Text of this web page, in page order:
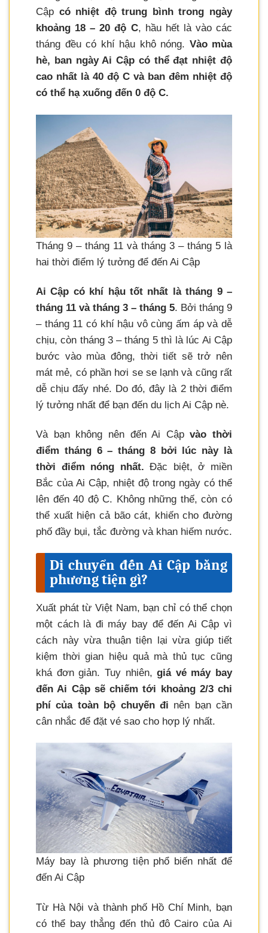
Cập có nhiệt độ trung bình trong ngày
khoảng 18 – 20 độ C, hầu hết là vào các
tháng đều có khí hậu khô nóng. Vào mùa
hè, ban ngày Ai Cập có thể đạt nhiệt độ
cao nhất là 40 độ C và ban đêm nhiệt độ
có thể hạ xuống đến 0 độ C.
Tháng 9 – tháng 11 và tháng 3 – tháng 5 là
hai thời điểm lý tưởng để đến Ai Cập
Ai Cập có khí hậu tốt nhất là tháng 9 –
tháng 11 và tháng 3 – tháng 5. Bởi tháng 9
– tháng 11 có khí hậu vô cùng ấm áp và dễ
chịu, còn tháng 3 – tháng 5 thì là lúc Ai Cập
bước vào mùa đông, thời tiết sẽ trở nên
mát mẻ, có phần hơi se se lạnh và cũng rất
dễ chịu đấy nhé. Do đó, đây là 2 thời điểm
lý tưởng nhất để bạn đến du lịch Ai Cập nè.
Và bạn không nên đến Ai Cậpvào thời
điểm tháng 6 – tháng 8 bởi lúc này là
thời điểm nóng nhất. Đặc biệt, ở miền
Bắc của Ai Cập, nhiệt độ trong ngày có thể
lên đến 40 độ C. Không những thế, còn có
thể xuất hiện cả bão cát, khiến cho đường
phố đầy bụi, tắc đường và khan hiếm nước.
Di chuyển đến Ai Cập bằng
phương tiện gì?
Xuất phát từ Việt Nam, bạn chỉ có thể chọn
một cách là đi máy bay để đến Ai Cập vì
cách này vừa thuận tiện lại vừa giúp tiết
kiệm thời gian hiệu quả mà thủ tục cũng
khá đơn giản. Tuy nhiên,giá vé máy bay
đến Ai Cập sẽ chiếm tới khoảng 2/3 chi
phí của toàn bộ chuyến đi nên bạn cần
cân nhắc để đặt vé sao cho hợp lý nhất.
Máy bay là phương tiện phổ biến nhất để
đến Ai Cập
Từ Hà Nội và thành phố Hồ Chí Minh, bạn
có thể bay thẳng đến thủ đô Cairo của Ai